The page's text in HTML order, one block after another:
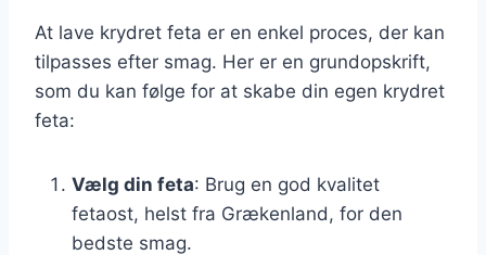
At lave krydret feta er en enkel proces, der kan
tilpasses efter smag. Her er en grundopskrift,
som du kan følge for at skabe din egen krydret
feta:
Vælg din feta: Brug en god kvalitet
fetaost, helst fra Grækenland, for den
bedste smag.